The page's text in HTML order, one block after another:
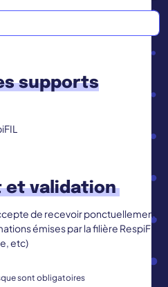
supports
et validation
de recevoir ponctuellement
émises par la filière RespiFIL
etc)
sont obligatoires